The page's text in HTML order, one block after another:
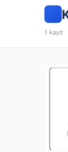
1 kayıt